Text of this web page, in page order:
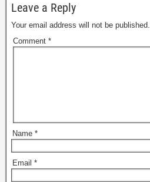
Leave a Reply
Your email address will not be published.
Comment *
Name *
Email *